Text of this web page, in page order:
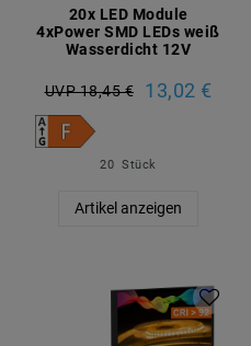
20x LED Module
4xPower SMD LEDs weiß
Wasserdicht 12V
UVP 18,45 € 13,02 €
20 Stück
Artikel anzeigen